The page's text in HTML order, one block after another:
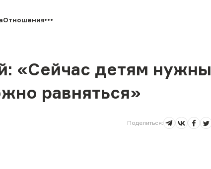
Отношения
«Сейчас детям нужны
равняться»
Поделиться: